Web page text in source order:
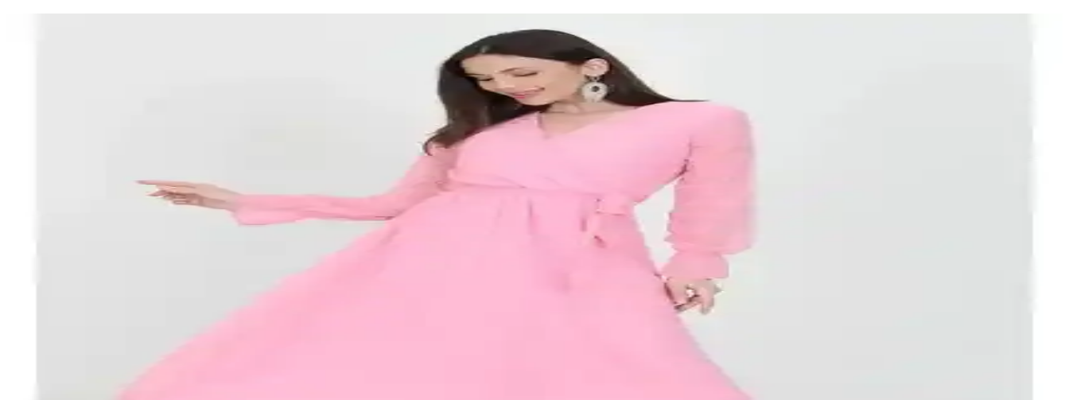
Kadınlar İçin Modern ve Şık Nikah Takım Elbisesi Seçenekleri ve Trendler
Kadınlar için nikah takım elbisesi modelleri rahatlık ve şıklığı bir arada sunar. Trendler arasında minimal tasarımlar, detaylı modeller ve çeşitli renk seçenekleri bulunur. Doğru kesim ve konforla kendinizi en iyi
Nikah Kombinleri: Renk, Stil ve Konforu Dengeleyen Temel Kıyafet ve Aksesuarlar
Nikah kombinleri, gelinlik, damatlık ve aksesuarların uyumuyla törenin atmosferini belirler. Renk, stil ve konfora dikkat ederek mevsime ve temaya uygun seçimler yapmak önemlidir.
Neşeli Butik Kadın Elbiseleri Karşılaştırması: Haki Kruvaze Yaka ve Lila Şifon Elbise Özellikleri
Bu makalede, Neşeli Butik'in Haki kruvaze yaka dantel elbisesi ile Lila şifon elbisesinin detaylı karşılaştırması yapılıyor. Her iki ürünün özellikleri, kullanıcı yorumları ve kullanım alanları incelenerek bilinçli
Neşeli Butik Kadın Şifon Elbise Karşılaştırması: Trend ve Şıklık Analizi
İki farklı uzun şifon elbise modelinin detaylı karşılaştırmasıyla stil ve kaliteyi değerlendirin. Nikah ve özel günler için ideal seçenekleri ve kullanıcı yorumlarını öğrenin.